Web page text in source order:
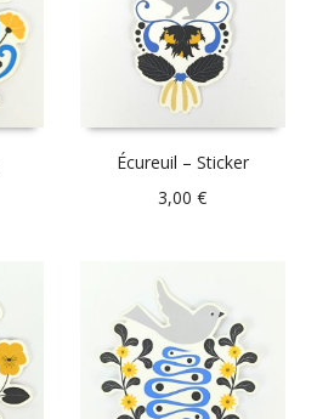
Écureuil – Sticker
3,00€